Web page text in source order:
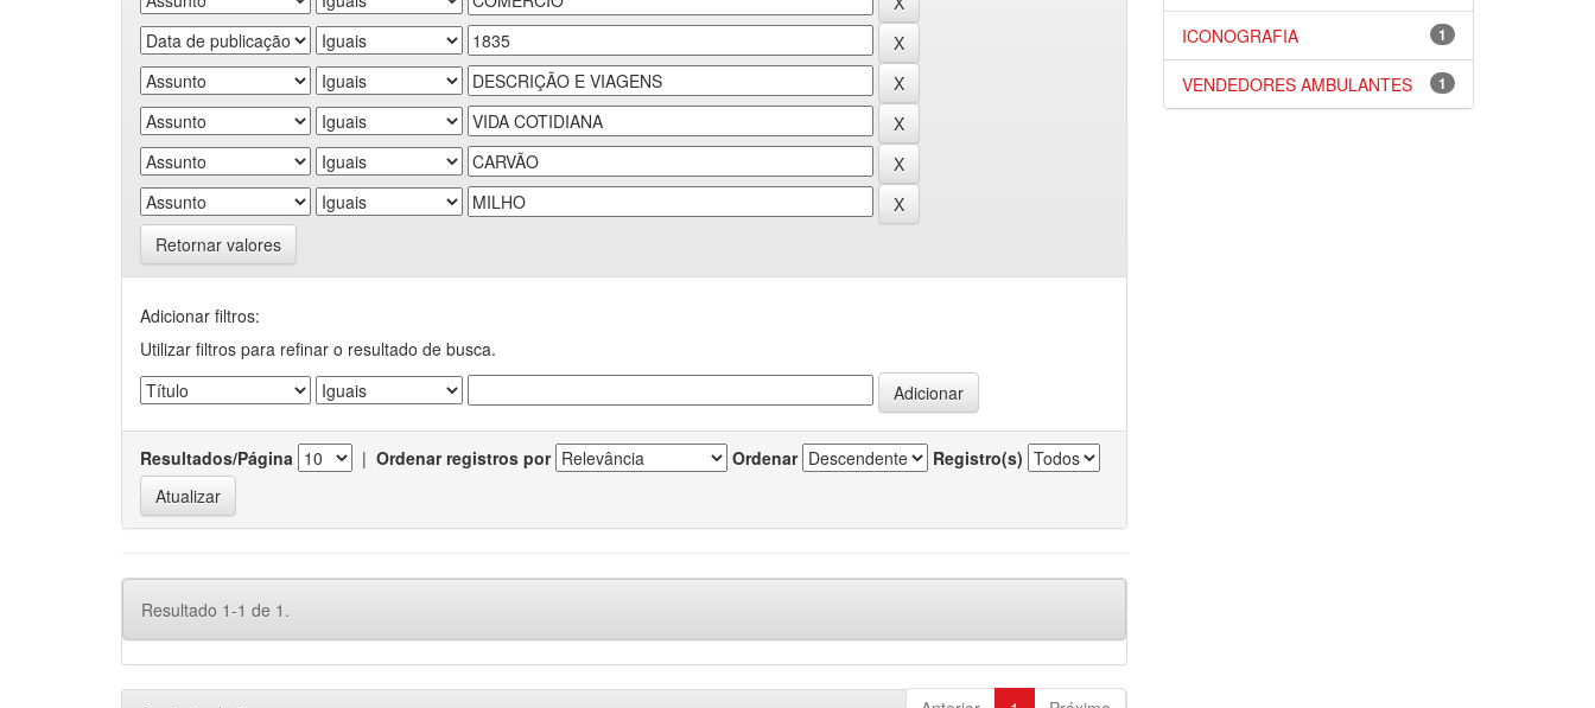
Retornar valores
Adicionar filtros:
Utilizar filtros para refinar o resultado de busca.
Resultados/Página | Ordenar registros por Ordenar Registro(s)
Resultado 1-1 de 1.
1
ICONOGRAFIA
1
VENDEDORES AMBULANTES